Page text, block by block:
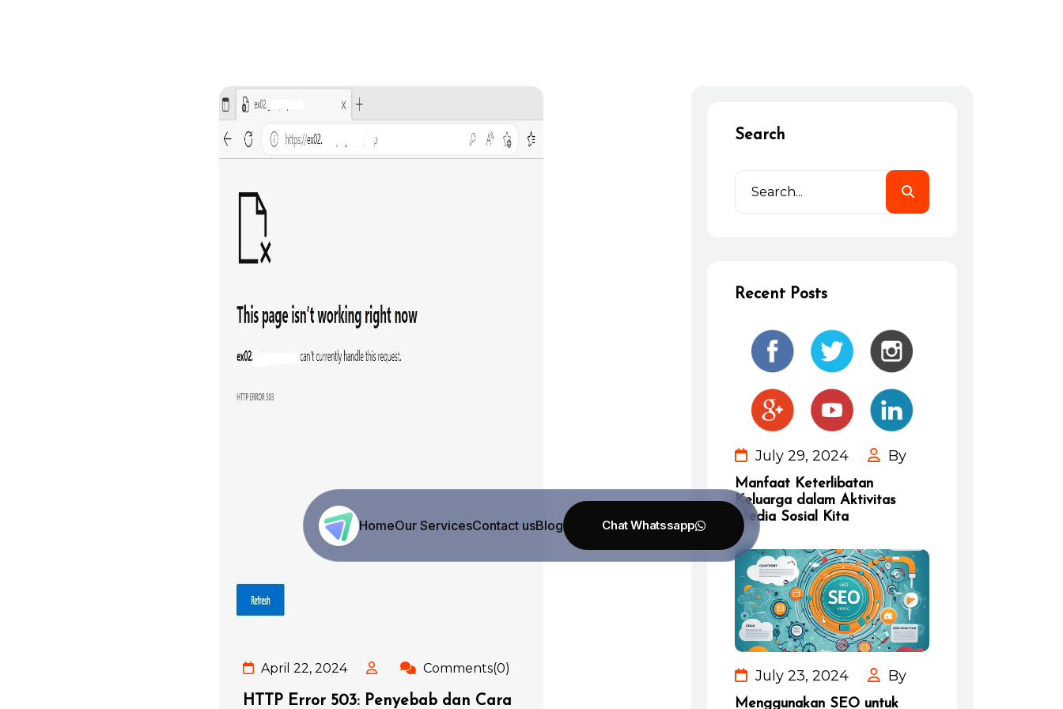
HomeOur ServicesContact usBlog
April 22, 2024 Comments(0)
HTTP Error 503: Penyebab dan Cara
Search
Recent Posts
July 29, 2024 By
Manfaat Keterlibatan
Keluarga dalam Aktivitas
Media Sosial Kita
July 23, 2024 By
Menggunakan SEO untuk